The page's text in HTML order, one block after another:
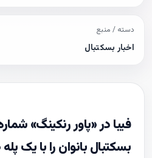
دسته / منبع
اخبار بسکتبال
فیبا در «پاور رنکینگ»
بسکتبال بانوان را با یک